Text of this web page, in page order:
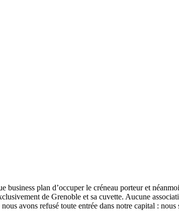
business plan d’occuper le créneau porteur et
de Grenoble et sa cuvette. Aucune
avons refusé toute entrée dans notre capital :